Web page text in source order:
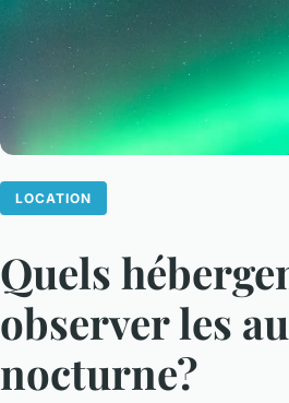
LOCATION
Quels
observer les
nocturne?